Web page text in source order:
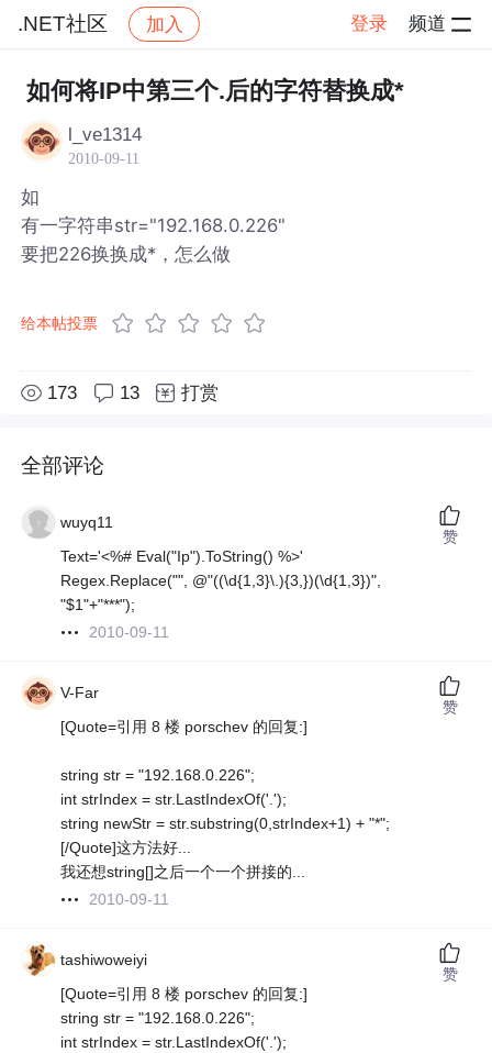
.NET社区 加入 登录 频道
社区 .NET社区 帖子详情
如何将IP中第三个.后的字符替换成*
l_ve1314
2010-09-11
如
有一字符串str="192.168.0.226"
要把226换换成*，怎么做
给本帖投票
173 13 打赏
全部评论
wuyq11
Text='<%# Eval("Ip").ToString() %>'
Regex.Replace("", @"((\d{1,3}\.){3,})(\d{1,3})",
"$1"+"***");
2010-09-11
赞
V-Far
[Quote=引用 8 楼 porschev 的回复:]
string str = "192.168.0.226";
int strIndex = str.LastIndexOf('.');
string newStr = str.substring(0,strIndex+1) + "*";
[/Quote]这方法好...
我还想string[]之后一个一个拼接的...
2010-09-11
赞
tashiwoweiyi
[Quote=引用 8 楼 porschev 的回复:]
string str = "192.168.0.226";
int strIndex = str.LastIndexOf('.');
赞